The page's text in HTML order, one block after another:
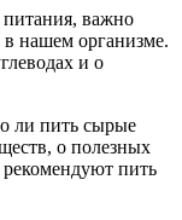
питания, важно
нашем организме.
и о
ли пить сырые
о полезных
пить